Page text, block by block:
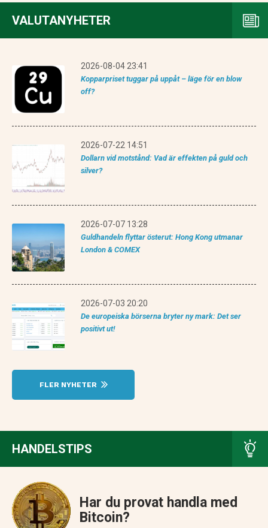
VALUTANYHETER
2026-08-04 23:41
Kopparpriset tuggar på uppåt – läge för en blow
off?
2026-07-22 14:51
Dollarn vid motstånd: Vad är effekten på guld och
silver?
2026-07-07 13:28
Guldhandeln flyttar österut: Hong Kong utmanar
London & COMEX
2026-07-03 20:20
De europeiska börserna bryter ny mark: Det ser
positivt ut!
FLER NYHETER
HANDELSTIPS
Har du provat handla med
Bitcoin?